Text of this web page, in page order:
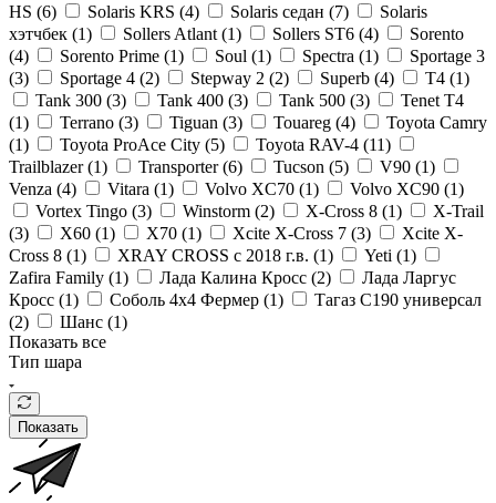
HS (6) Solaris KRS (4) Solaris седан (7)
Solaris
хэтчбек (1) Sollers Atlant (1) Sollers ST6 (4)
Sorento
(4) Sorento Prime (1) Soul (1) Spectra (1)
Sportage 3
(3) Sportage 4 (2) Stepway 2 (2) Superb (4) T4 (1)
Tank 300 (3) Tank 400 (3) Tank 500 (3)
Tenet T4
(1) Terrano (3) Tiguan (3) Touareg (4)
Toyota Camry
(1) Toyota ProAce City (5) Toyota RAV-4 (11)
Trailblazer (1) Transporter (6) Tucson (5) V90 (1)
Venza (4) Vitara (1) Volvo XC70 (1) Volvo XC90 (1)
Vortex Tingo (3) Winstorm (2) X-Cross 8 (1)
X-Trail
(3) X60 (1) X70 (1) Xcite X-Cross 7 (3)
Xcite X-
Cross 8 (1) XRAY CROSS с 2018 г.в. (1) Yeti (1)
Zafira Family (1) Лада Калина Кросс (2)
Лада Ларгус
Кросс (1) Соболь 4х4 Фермер (1)
Тагаз С190 универсал
(2) Шанс (1)
Показать все
Тип шара
Показать